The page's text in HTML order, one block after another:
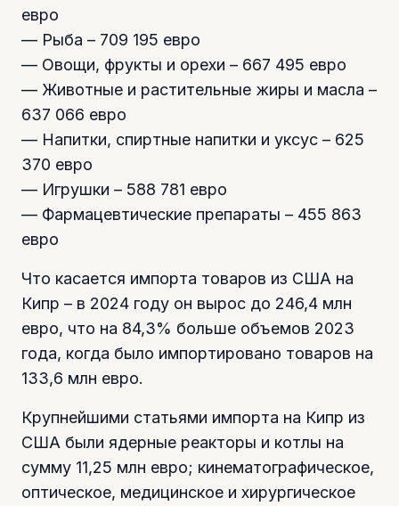
евро
— Рыба – 709 195 евро
— Овощи, фрукты и орехи – 667 495 евро
— Животные и растительные жиры и масла –
637 066 евро
— Напитки, спиртные напитки и уксус – 625
370 евро
— Игрушки – 588 781 евро
— Фармацевтические препараты – 455 863
евро
Что касается импорта товаров из США на
Кипр – в 2024 году он вырос до 246,4 млн
евро, что на 84,3% больше объемов 2023
года, когда было импортировано товаров на
133,6 млн евро.
Крупнейшими статьями импорта на Кипр из
США были ядерные реакторы и котлы на
сумму 11,25 млн евро; кинематографическое,
оптическое, медицинское и хирургическое